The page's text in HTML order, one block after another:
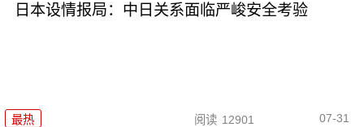
日本设情报局：中日关系面临严峻安全考验
最热 阅读 12901 07-31